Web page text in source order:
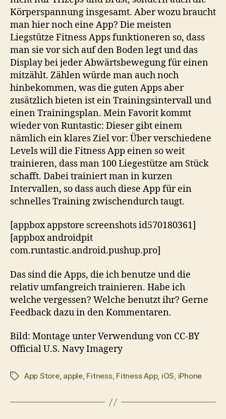
Körperspannung insgesamt. Aber wozu braucht
man hier noch eine App? Die meisten
Liegstütze Fitness Apps funktioneren so, dass
man sie vor sich auf den Boden legt und das
Display bei jeder Abwärtsbewegung für einen
mitzählt. Zählen würde man auch noch
hinbekommen, was die guten Apps aber
zusätzlich bieten ist ein Trainingsintervall und
einen Trainingsplan. Mein Favorit kommt
wieder von Runtastic: Dieser gibt einem
nämlich ein klares Ziel vor: Über verschiedene
Levels will die Fitness App einen so weit
trainieren, dass man 100 Liegestütze am Stück
schafft. Dabei trainiert man in kurzen
Intervallen, so dass auch diese App für ein
schnelles Training zwischendurch taugt.
[appbox appstore screenshots id570180361]
[appbox androidpit
com.runtastic.android.pushup.pro]
Das sind die Apps, die ich benutze und die
relativ umfangreich trainieren. Habe ich
welche vergessen? Welche benutzt ihr? Gerne
Feedback dazu in den Kommentaren.
Bild: Montage unter Verwendung von CC-BY
Official U.S. Navy Imagery
Schlagwörter
App Store, apple, Fitness, Fitness App, iOS, iPhone